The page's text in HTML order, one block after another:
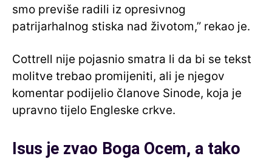
smo previše radili iz opresivnog
patrijarhalnog stiska nad životom,” rekao je.
Cottrell nije pojasnio smatra li da bi se tekst
molitve trebao promijeniti, ali je njegov
komentar podijelio članove Sinode, koja je
upravno tijelo Engleske crkve.
Isus je zvao Boga Ocem, a tako